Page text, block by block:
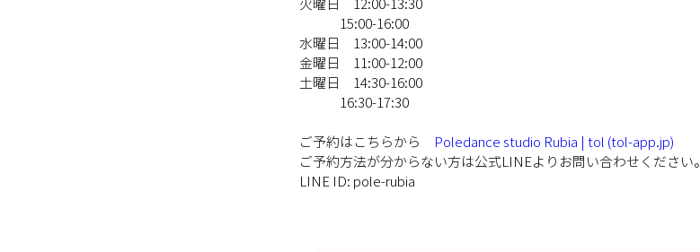
               15:00-16:00
水曜日　13:00-14:00
金曜日　11:00-12:00
土曜日　14:30-16:00
               16:30-17:30
ご予約はこちらから Poledance studio Rubia | tol (tol-app.jp)
ご予約方法が分からない方は公式LINEよりお問い合わせください。
LINE ID: pole-rubia